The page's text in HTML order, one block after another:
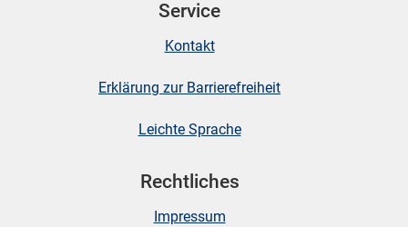
Service
Kontakt
Erklärung zur Barrierefreiheit
Leichte Sprache
Rechtliches
Impressum